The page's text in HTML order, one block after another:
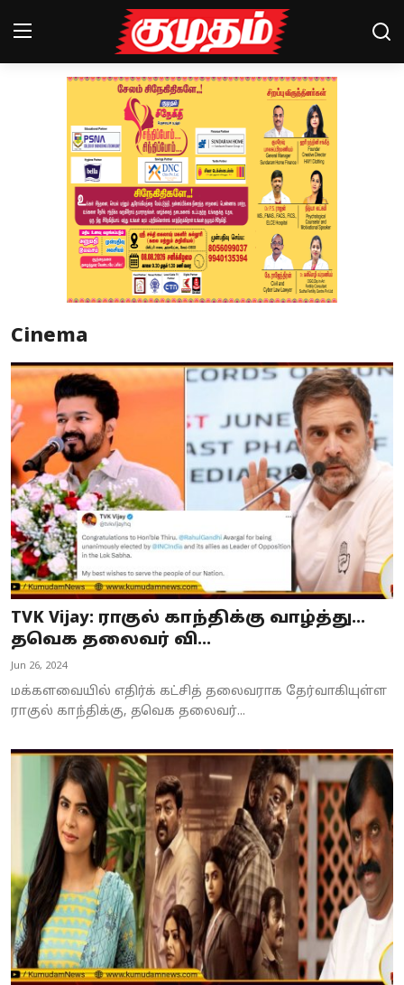
Magazines
Special Story
Business
Crime
Tamilnadu
National
World
Astrology
Spirituality
Weather
Politics
Cinema
TVK Vijay: ராகுல் காந்திக்கு வாழ்த்து...
தவெக தலைவர் வி...
Jun 26, 2024
மக்களவையில் எதிர்க் கட்சித் தலைவராக தேர்வாகியுள்ள
ராகுல் காந்திக்கு, தவெக தலைவர்...